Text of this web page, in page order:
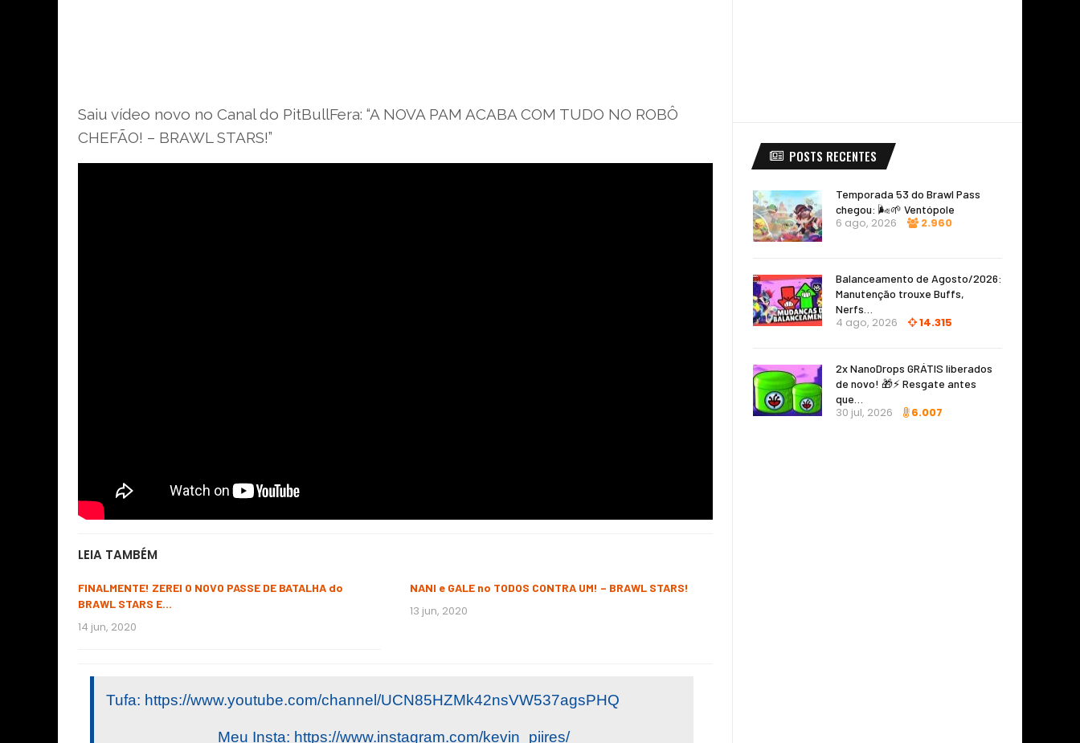
Saiu vídeo novo no Canal do PitBullFera: “A NOVA PAM ACABA COM TUDO NO ROBÔ
CHEFÃO! – BRAWL STARS!”
LEIA TAMBÉM
FINALMENTE! ZEREI O NOVO PASSE DE BATALHA do
BRAWL STARS E…
14 jun, 2020
NANI e GALE no TODOS CONTRA UM! – BRAWL STARS!
13 jun, 2020
Tufa: https://www.youtube.com/channel/UCN85HZMk42nsVW537agsPHQ
Meu Insta: https://www.instagram.com/kevin_piires/
POSTS RECENTES
Temporada 53 do Brawl Pass
chegou: 🌬️🌱 Ventópole
6 ago, 2026 2.960
Balanceamento de Agosto/2026:
Manutenção trouxe Buffs,
Nerfs…
4 ago, 2026 14.315
2x NanoDrops GRÁTIS liberados
de novo! 🎁⚡ Resgate antes
que…
30 jul, 2026 6.007